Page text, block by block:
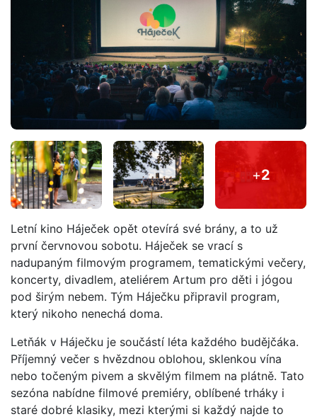
+2
Letní kino Háječek opět otevírá své brány, a to už
první červnovou sobotu. Háječek se vrací s
nadupaným filmovým programem, tematickými večery,
koncerty, divadlem, ateliérem Artum pro děti i jógou
pod širým nebem. Tým Háječku připravil program,
který nikoho nenechá doma.
Letňák v Háječku je součástí léta každého budějčáka.
Příjemný večer s hvězdnou oblohou, sklenkou vína
nebo točeným pivem a skvělým filmem na plátně. Tato
sezóna nabídne filmové premiéry, oblíbené trháky i
staré dobré klasiky, mezi kterými si každý najde to